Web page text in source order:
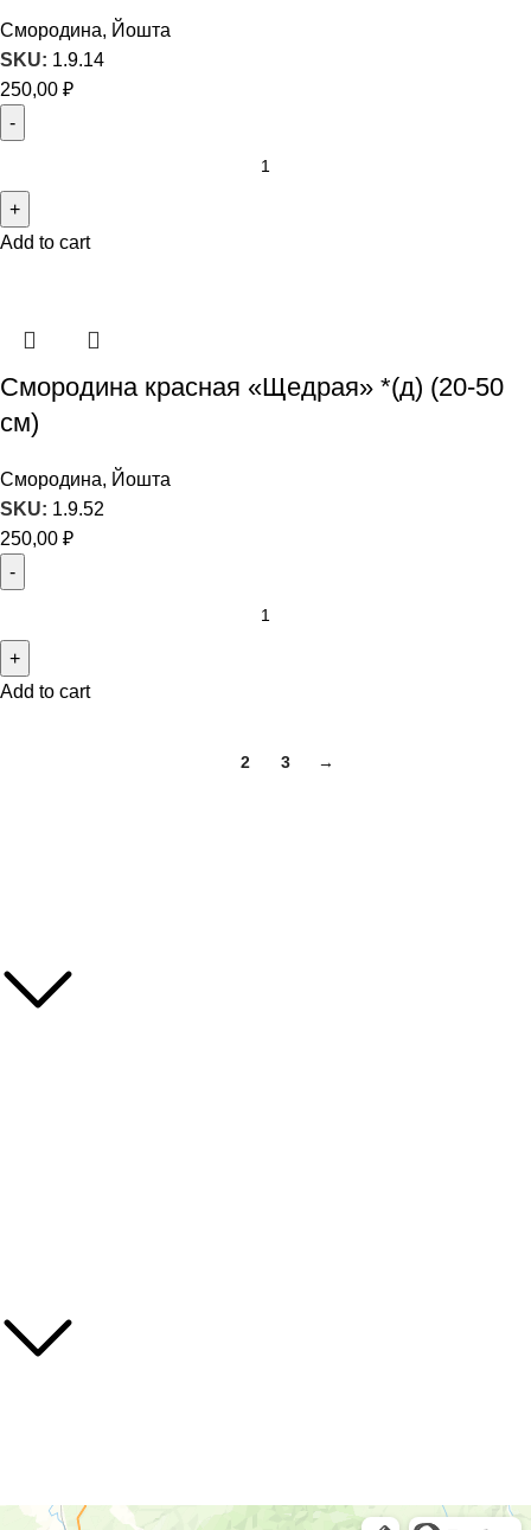
Смородина, Йошта
SKU: 1.9.14
250,00 ₽
Add to cart
Смородина красная «Щедрая» *(д) (20-50
см)
Смородина, Йошта
SKU: 1.9.52
250,00 ₽
Add to cart
2 3 →
Божур